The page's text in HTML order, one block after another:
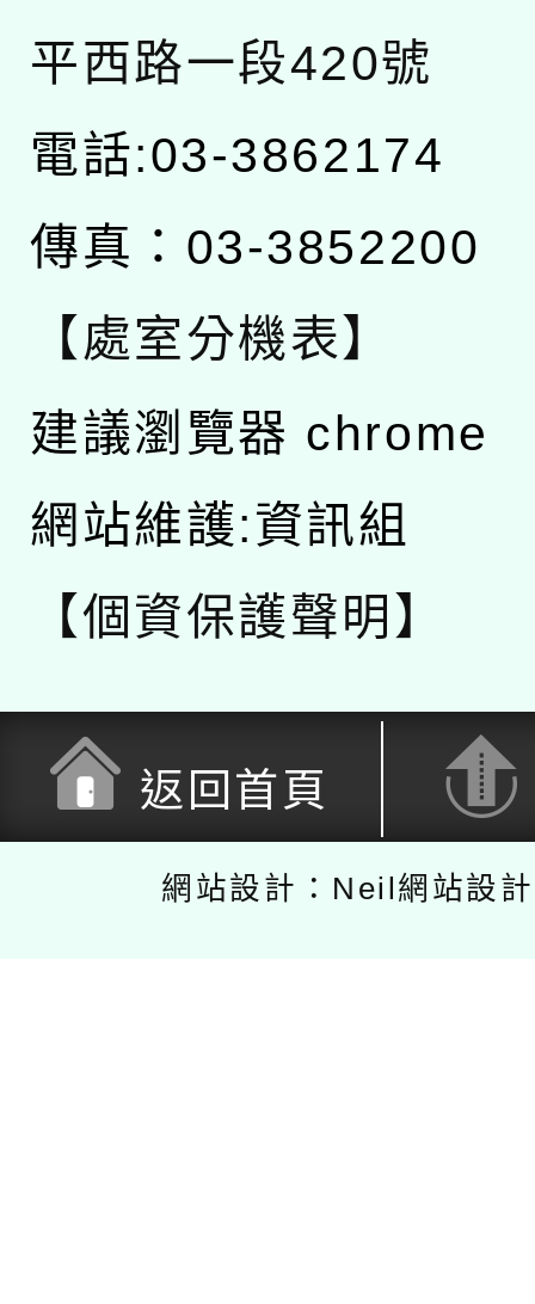
平西路一段420號
電話:03-3862174
傳真：03-3852200
【處室分機表】
建議瀏覽器 chrome
網站維護:資訊組
【個資保護聲明】
返回首頁
網站設計：Neil網站設